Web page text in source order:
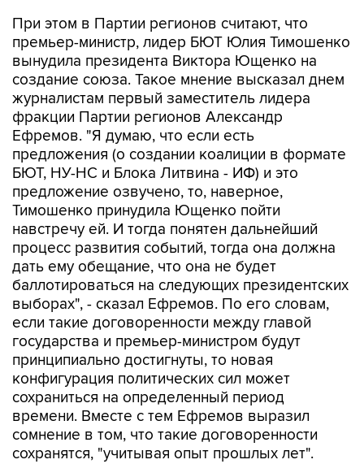
При этом в Партии регионов считают, что
премьер-министр, лидер БЮТ Юлия Тимошенко
вынудила президента Виктора Ющенко на
создание союза. Такое мнение высказал днем
журналистам первый заместитель лидера
фракции Партии регионов Александр
Ефремов. "Я думаю, что если есть
предложения (о создании коалиции в формате
БЮТ, НУ-НС и Блока Литвина - ИФ) и это
предложение озвучено, то, наверное,
Тимошенко принудила Ющенко пойти
навстречу ей. И тогда понятен дальнейший
процесс развития событий, тогда она должна
дать ему обещание, что она не будет
баллотироваться на следующих президентских
выборах", - сказал Ефремов. По его словам,
если такие договоренности между главой
государства и премьер-министром будут
принципиально достигнуты, то новая
конфигурация политических сил может
сохраниться на определенный период
времени. Вместе с тем Ефремов выразил
сомнение в том, что такие договоренности
сохранятся, "учитывая опыт прошлых лет".